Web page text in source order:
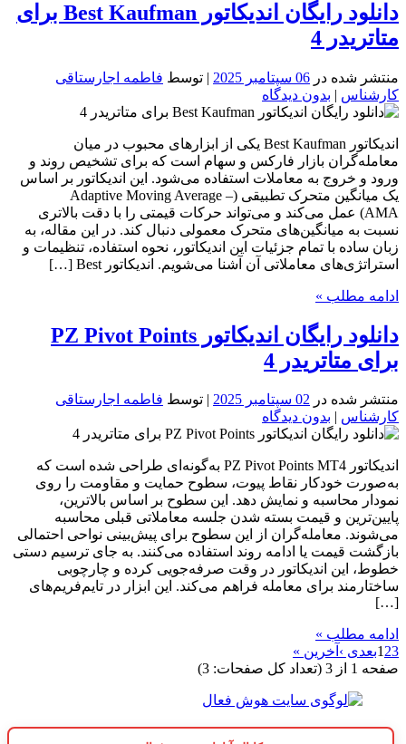
دانلود رایگان اندیکاتور Best Kaufman برای
متاتریدر 4
منتشر شده در 06 سپتامبر 2025 | توسط فاطمه اجارستاقی
کارشناس | بدون دیدگاه
اندیکاتور Best Kaufman یکی از ابزارهای محبوب در میان
معامله‌گران بازار فارکس و سهام است که برای تشخیص روند و
ورود و خروج به معاملات استفاده می‌شود. این اندیکاتور بر اساس
یک میانگین متحرک تطبیقی (Adaptive Moving Average –
AMA) عمل می‌کند و می‌تواند حرکات قیمتی را با دقت بالاتری
نسبت به میانگین‌های متحرک معمولی دنبال کند. در این مقاله، به
زبان ساده با تمام جزئیات این اندیکاتور، نحوه استفاده، تنظیمات و
استراتژی‌های معاملاتی آن آشنا می‌شویم. اندیکاتور Best […]
ادامه مطلب »
دانلود رایگان اندیکاتور PZ Pivot Points
برای متاتریدر 4
منتشر شده در 02 سپتامبر 2025 | توسط فاطمه اجارستاقی
کارشناس | بدون دیدگاه
اندیکاتور PZ Pivot Points MT4 به‌گونه‌ای طراحی شده است که
به‌صورت خودکار نقاط پیوت، سطوح حمایت و مقاومت را روی
نمودار محاسبه و نمایش دهد. این سطوح بر اساس بالاترین،
پایین‌ترین و قیمت بسته شدن جلسه معاملاتی قبلی محاسبه
می‌شوند. معامله‌گران از این سطوح برای پیش‌بینی نواحی احتمالی
بازگشت قیمت یا ادامه روند استفاده می‌کنند. به جای ترسیم دستی
خطوط، این اندیکاتور در وقت صرفه‌جویی کرده و چارچوبی
ساختارمند برای معامله فراهم می‌کند. این ابزار در تایم‌فریم‌های
[…]
ادامه مطلب »
123 بعدی › آخرین »
صفحه 1 از 3 (تعداد کل صفحات: 3)